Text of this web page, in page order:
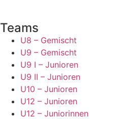
Teams
U8 – Gemischt
U9 – Gemischt
U9 I – Junioren
U9 II – Junioren
U10 – Junioren
U12 – Junioren
U12 – Juniorinnen